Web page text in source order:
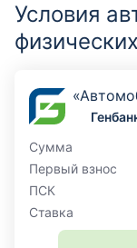
Условия
Сумма
Первый взнос
ПСК
Ставка